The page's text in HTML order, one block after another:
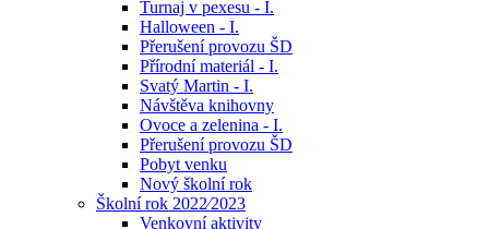
Turnaj v pexesu - I.
Halloween - I.
Přerušení provozu ŠD
Přírodní materiál - I.
Svatý Martin - I.
Návštěva knihovny
Ovoce a zelenina - I.
Přerušení provozu ŠD
Pobyt venku
Nový školní rok
Školní rok 2022⁄2023
Venkovní aktivity